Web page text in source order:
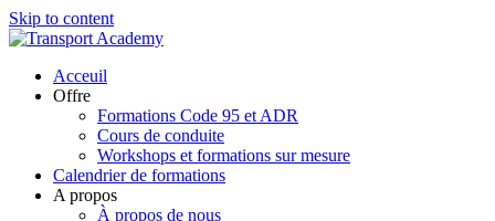
Skip to content
Acceuil
Offre
Formations Code 95 et ADR
Cours de conduite
Workshops et formations sur mesure
Calendrier de formations
A propos
À propos de nous